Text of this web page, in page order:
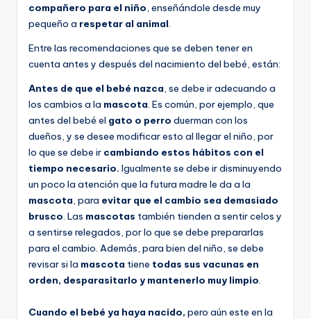
compañero para el niño, enseñándole desde muy
pequeño a respetar al animal.
Entre las recomendaciones que se deben tener en
cuenta antes y después del nacimiento del bebé, están:
Antes de que el bebé nazca, se debe ir adecuando a
los cambios a la mascota. Es común, por ejemplo, que
antes del bebé el gato o perro duerman con los
dueños, y se desee modificar esto al llegar el niño, por
lo que se debe ir cambiando estos hábitos con el
tiempo necesario. Igualmente se debe ir disminuyendo
un poco la atención que la futura madre le da a la
mascota, para evitar que el cambio sea demasiado
brusco. Las mascotas también tienden a sentir celos y
a sentirse relegados, por lo que se debe prepararlas
para el cambio. Además, para bien del niño, se debe
revisar si la mascota tiene todas sus vacunas en
orden, desparasitarlo y mantenerlo muy limpio.
Cuando el bebé ya haya nacido, pero aún este en la